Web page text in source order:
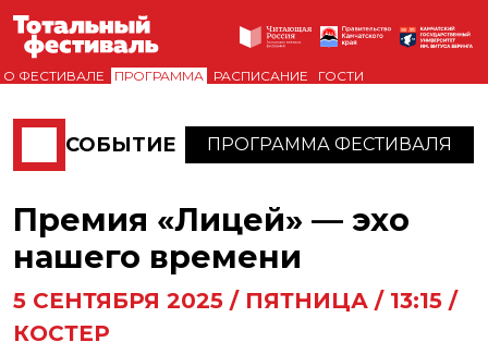
О ФЕСТИВАЛЕ ПРОГРАММА РАСПИСАНИЕ ГОСТИ
СОБЫТИЕ ПРОГРАММА ФЕСТИВАЛЯ
Премия «Лицей» — эхо
нашего времени
5 СЕНТЯБРЯ 2025 / ПЯТНИЦА / 13:15 /
КОСТЕР